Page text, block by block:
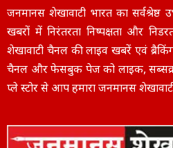
जनमानस शेखावाटी भारत का
खबरों में निरंतरता निष्पक्षता और
शेखावाटी चैनल की लाइव खबरें एवं
चैनल और फेसबुक पेज को लाइक,
प्ले स्टोर से आप हमारा जनमानस